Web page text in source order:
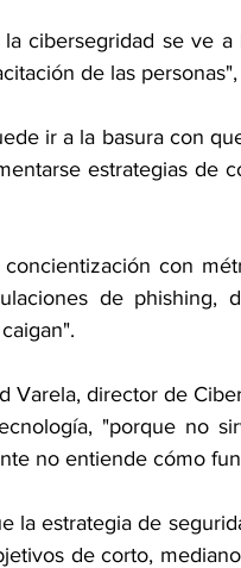
cibersegridad se ve
de las
ir a la basura con
estrategias de
con
de
Varela, director de
"porque no
no entiende cómo
la estrategia de
de corto,